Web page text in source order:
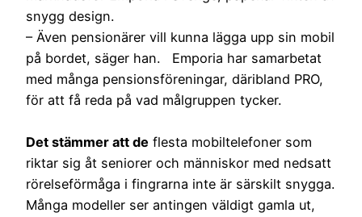
snygg design.
– Även pensionärer vill kunna lägga upp sin mobil
på bordet, säger han. Emporia har samarbetat
med många pensionsföreningar, däribland PRO,
för att få reda på vad målgruppen tycker.
Det stämmer att de flesta mobiltelefoner som
riktar sig åt seniorer och människor med nedsatt
rörelseförmåga i fingrarna inte är särskilt snygga.
Många modeller ser antingen väldigt gamla ut,